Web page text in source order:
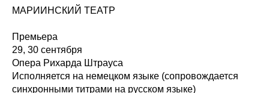
МАРИИНСКИЙ ТЕАТР
Премьера
29, 30 сентября
Опера Рихарда Штрауса
Исполняется на немецком языке (сопровождается
синхронными титрами на русском языке)